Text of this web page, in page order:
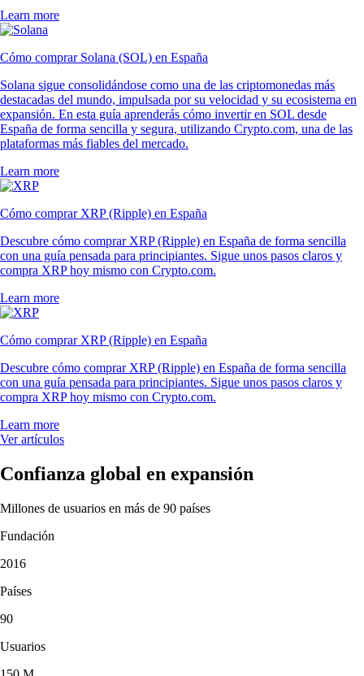
Learn more
Cómo comprar Solana (SOL) en España
Solana sigue consolidándose como una de las criptomonedas más
destacadas del mundo, impulsada por su velocidad y su ecosistema en
expansión. En esta guía aprenderás cómo invertir en SOL desde
España de forma sencilla y segura, utilizando Crypto.com, una de las
plataformas más fiables del mercado.
Learn more
Cómo comprar XRP (Ripple) en España
Descubre cómo comprar XRP (Ripple) en España de forma sencilla
con una guía pensada para principiantes. Sigue unos pasos claros y
compra XRP hoy mismo con Crypto.com.
Learn more
Cómo comprar XRP (Ripple) en España
Descubre cómo comprar XRP (Ripple) en España de forma sencilla
con una guía pensada para principiantes. Sigue unos pasos claros y
compra XRP hoy mismo con Crypto.com.
Learn more
Ver artículos
Confianza global en expansión
Millones de usuarios en más de 90 países
Fundación
2016
Países
90
Usuarios